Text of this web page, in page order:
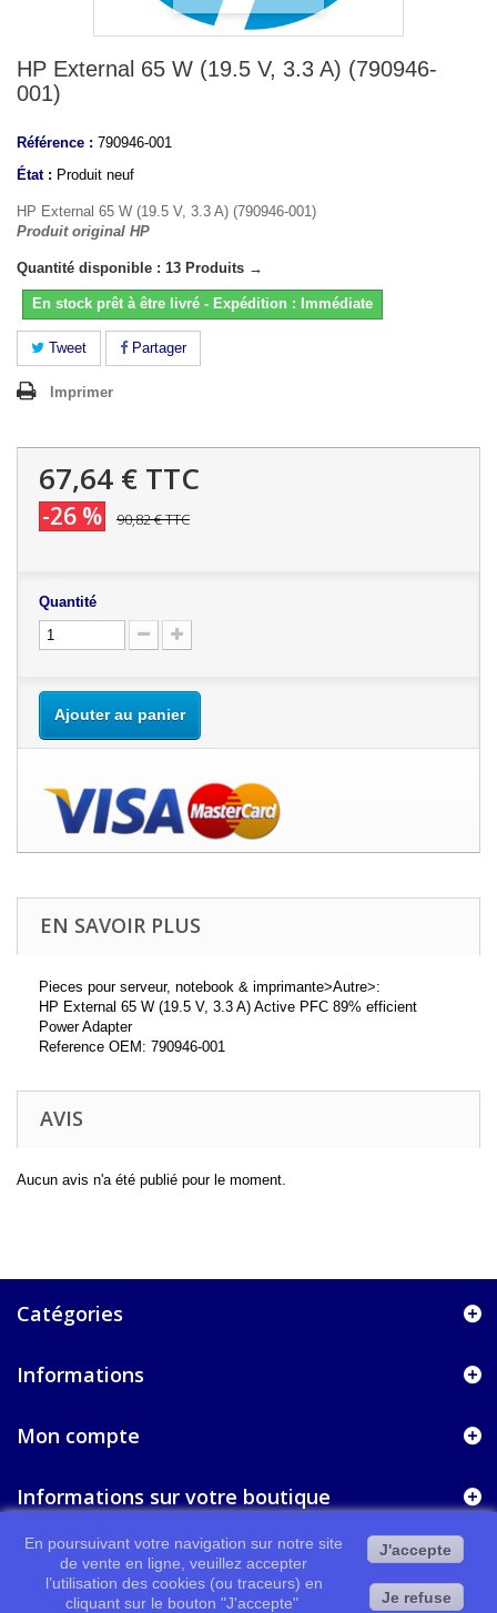
HP External 65 W (19.5 V, 3.3 A) (790946-
001)
Référence : 790946-001
État : Produit neuf
HP External 65 W (19.5 V, 3.3 A) (790946-001)
Produit original HP
Quantité disponible : 13 Produits →
En stock prêt à être livré - Expédition : Immédiate
Tweet Partager
Imprimer
67,64 € TTC
-26 % 90,82 €TTC
Quantité
Ajouter au panier
EN SAVOIR PLUS
Pieces pour serveur, notebook & imprimante>Autre>:
HP External 65 W (19.5 V, 3.3 A) Active PFC 89% efficient
Power Adapter
Reference OEM: 790946-001
AVIS
Aucun avis n'a été publié pour le moment.
Catégories
Informations
Mon compte
Informations sur votre boutique
En poursuivant votre navigation sur notre site
de vente en ligne, veuillez accepter
l’utilisation des cookies (ou traceurs) en
cliquant sur le bouton "J'accepte"
J'accepte
Je refuse